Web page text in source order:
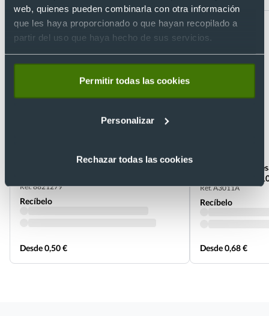
web, quienes pueden combinarla con otra información
que les haya proporcionado o que hayan recopilado a
partir del uso que haya hecho de sus servicios.
Permitir todas las cookies
Personalizar
Rechazar todas las cookies
Calendario perpetuo en caña de trigo
Ref. 8821279
Recíbelo
Desde 0,50 €
Calendario de
con espiral 22 x
Ref. A3011A
Recíbelo
Desde 0,68 €